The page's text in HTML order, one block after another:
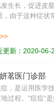
生长，促进皮
由于这种症状
更新：2020-06-
茗医门诊部
，是运用医学
过程。"痘痘"